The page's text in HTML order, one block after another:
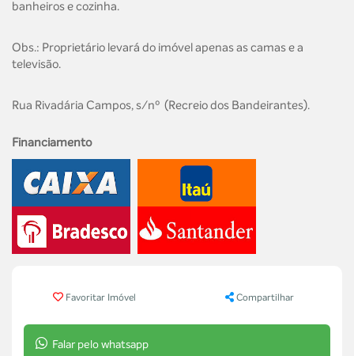
banheiros e cozinha.
Obs.: Proprietário levará do imóvel apenas as camas e a
televisão.
Rua Rivadária Campos, s/nº (Recreio dos Bandeirantes).
Financiamento
Favoritar Imóvel Compartilhar
Falar pelo whatsapp